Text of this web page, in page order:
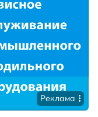
Реклама